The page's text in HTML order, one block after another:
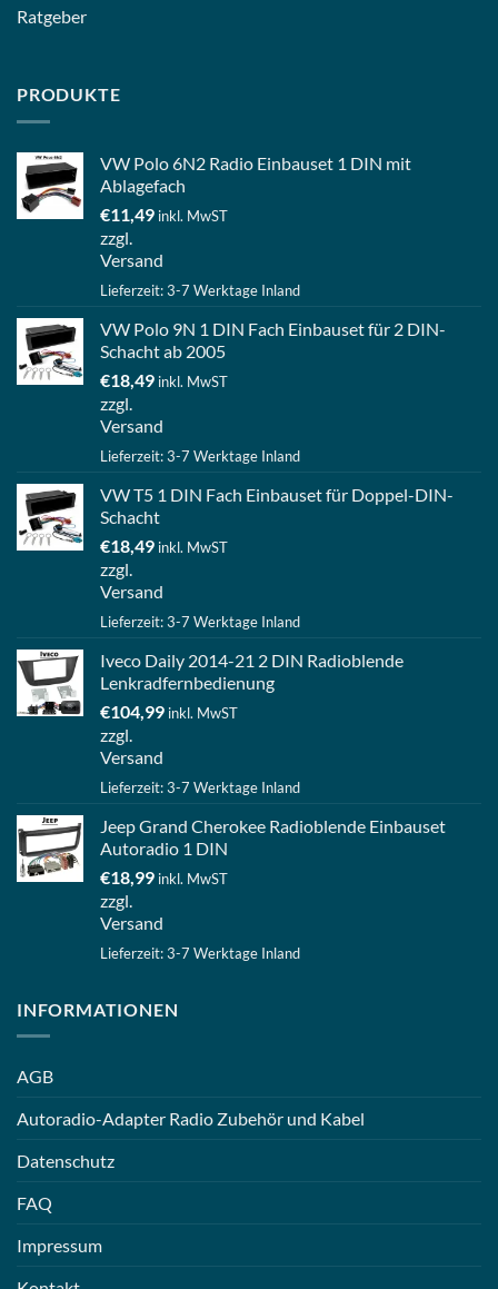
Ratgeber
PRODUKTE
VW Polo 6N2 Radio Einbauset 1 DIN mit
Ablagefach
€11,49 inkl. MwST
zzgl.
Versand
Lieferzeit: 3-7 Werktage Inland
VW Polo 9N 1 DIN Fach Einbauset für 2 DIN-
Schacht ab 2005
€18,49 inkl. MwST
zzgl.
Versand
Lieferzeit: 3-7 Werktage Inland
VW T5 1 DIN Fach Einbauset für Doppel-DIN-
Schacht
€18,49 inkl. MwST
zzgl.
Versand
Lieferzeit: 3-7 Werktage Inland
Iveco Daily 2014-21 2 DIN Radioblende
Lenkradfernbedienung
€104,99 inkl. MwST
zzgl.
Versand
Lieferzeit: 3-7 Werktage Inland
Jeep Grand Cherokee Radioblende Einbauset
Autoradio 1 DIN
€18,99 inkl. MwST
zzgl.
Versand
Lieferzeit: 3-7 Werktage Inland
INFORMATIONEN
AGB
Autoradio-Adapter Radio Zubehör und Kabel
Datenschutz
FAQ
Impressum